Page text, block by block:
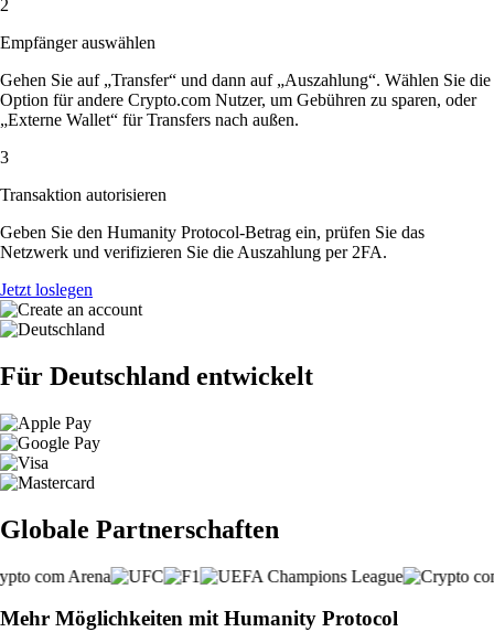
2
Empfänger auswählen
Gehen Sie auf „Transfer“ und dann auf „Auszahlung“. Wählen Sie die
Option für andere Crypto.com Nutzer, um Gebühren zu sparen, oder
„Externe Wallet“ für Transfers nach außen.
3
Transaktion autorisieren
Geben Sie den Humanity Protocol-Betrag ein, prüfen Sie das
Netzwerk und verifizieren Sie die Auszahlung per 2FA.
Jetzt loslegen
Für Deutschland entwickelt
Globale Partnerschaften
Mehr Möglichkeiten mit Humanity Protocol